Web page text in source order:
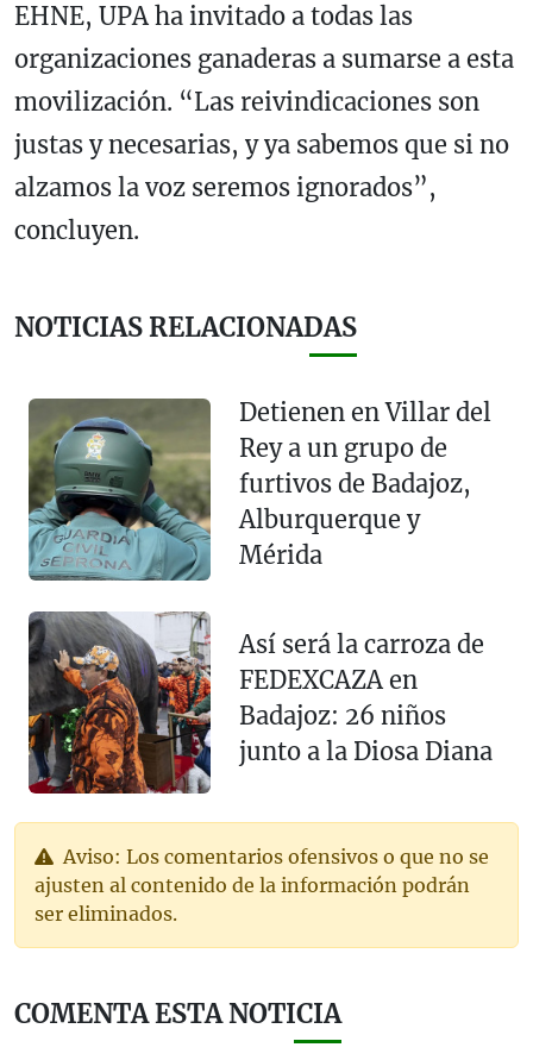
EHNE, UPA ha invitado a todas las
organizaciones ganaderas a sumarse a esta
movilización. “Las reivindicaciones son
justas y necesarias, y ya sabemos que si no
alzamos la voz seremos ignorados”,
concluyen.
NOTICIAS RELACIONADAS
Detienen en Villar del
Rey a un grupo de
furtivos de Badajoz,
Alburquerque y
Mérida
Así será la carroza de
FEDEXCAZA en
Badajoz: 26 niños
junto a la Diosa Diana
Aviso: Los comentarios ofensivos o que no se
ajusten al contenido de la información podrán
ser eliminados.
COMENTA ESTA NOTICIA